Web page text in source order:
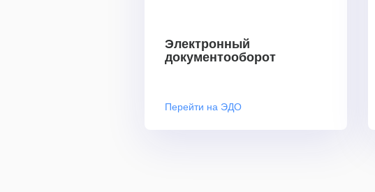
Электронный
документооборот
Перейти на ЭДО